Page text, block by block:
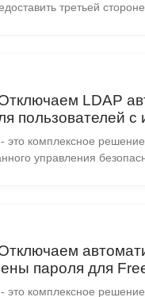
третьей
LDAP
пользователей с
пароля
это комплексное
управления
пароля для
это комплексное